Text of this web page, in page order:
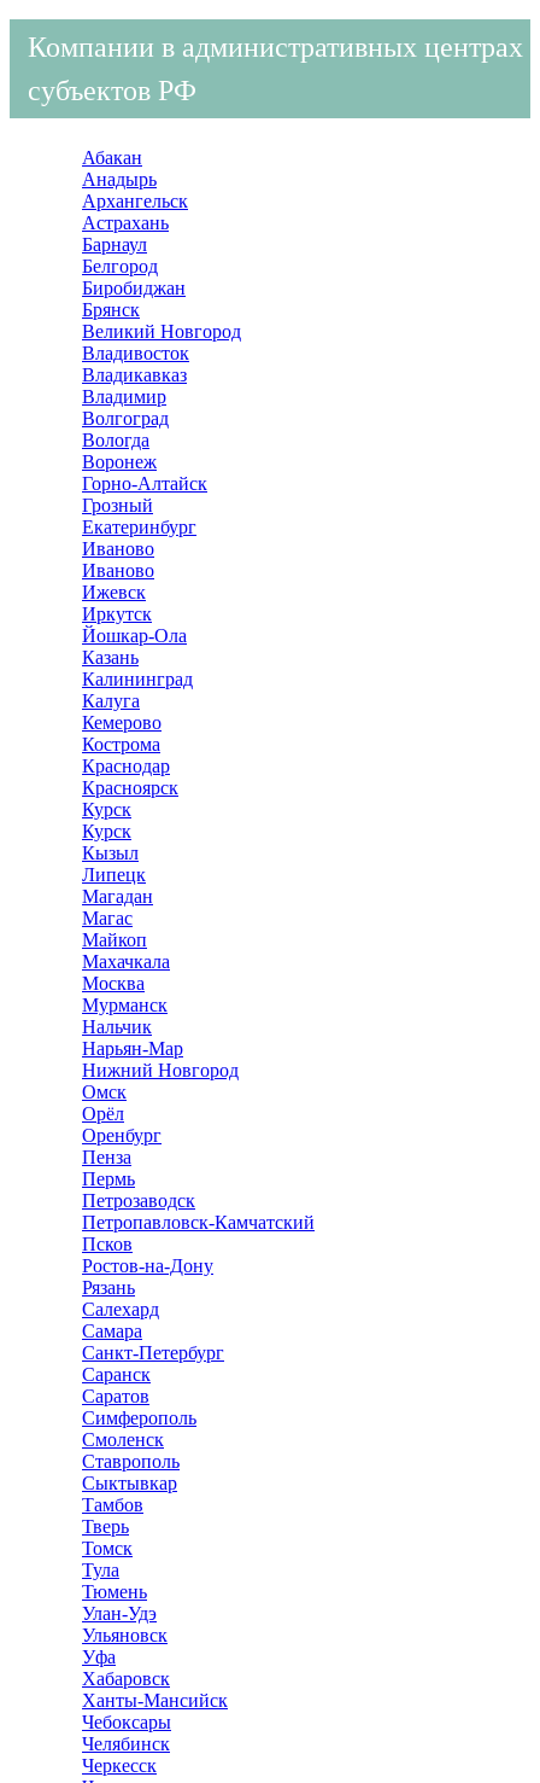
Компании в административных центрах
субъектов РФ
Абакан
Анадырь
Архангельск
Астрахань
Барнаул
Белгород
Биробиджан
Брянск
Великий Новгород
Владивосток
Владикавказ
Владимир
Волгоград
Вологда
Воронеж
Горно-Алтайск
Грозный
Екатеринбург
Иваново
Иваново
Ижевск
Иркутск
Йошкар-Ола
Казань
Калининград
Калуга
Кемерово
Кострома
Краснодар
Красноярск
Курск
Курск
Кызыл
Липецк
Магадан
Магас
Майкоп
Махачкала
Москва
Мурманск
Нальчик
Нарьян-Мар
Нижний Новгород
Омск
Орёл
Оренбург
Пенза
Пермь
Петрозаводск
Петропавловск-Камчатский
Псков
Ростов-на-Дону
Рязань
Салехард
Самара
Санкт-Петербург
Саранск
Саратов
Симферополь
Смоленск
Ставрополь
Сыктывкар
Тамбов
Тверь
Томск
Тула
Тюмень
Улан-Удэ
Ульяновск
Уфа
Хабаровск
Ханты-Мансийск
Чебоксары
Челябинск
Черкесск